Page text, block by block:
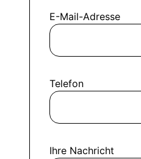
E-Mail-Adresse
Telefon
Ihre Nachricht